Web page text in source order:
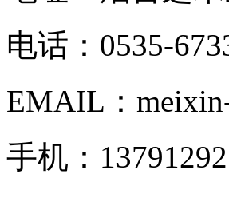
电话：0535-
EMAIL：
手机：